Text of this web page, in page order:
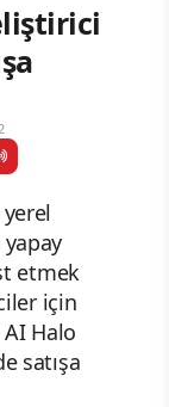
etmek
için
Halo
satışa